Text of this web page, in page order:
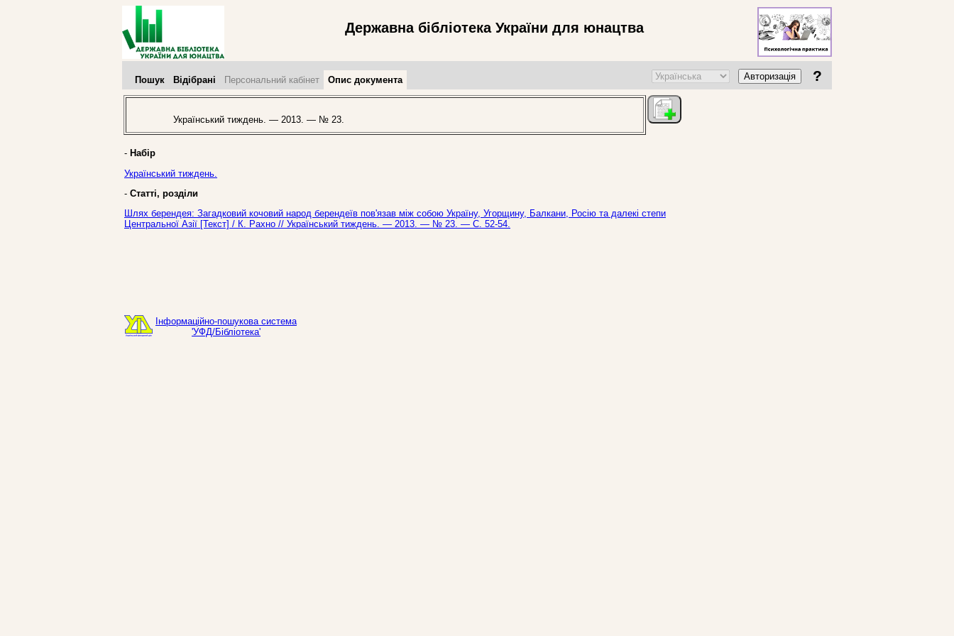
Державна бібліотека України для юнацтва
Пошук Відібрані Персональний кабінет Опис документа Авторизація ?
Український тиждень. — 2013. — № 23.
- Набір
Український тиждень.
- Статті, розділи
Шлях берендея: Загадковий кочовий народ берендеїв пов'язав між собою Україну, Угорщину, Балкани, Росію та далекі степи
Центральної Азії [Текст] / К. Рахно // Український тиждень. — 2013. — № 23. — С. 52-54.
Інформаційно-пошукова система
'УФД/Бібліотека'